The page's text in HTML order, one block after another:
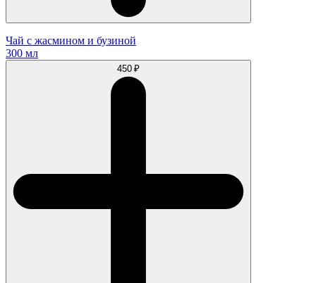
Чай с жасмином и бузиной
300 мл
450 ₽